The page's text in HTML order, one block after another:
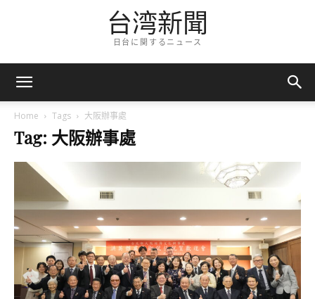
台湾新聞
日台に関するニュース
Home Tags 大阪辦事處
Tag: 大阪辦事處